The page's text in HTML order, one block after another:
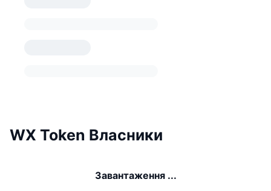
WX Token Власники
Завантаження ...